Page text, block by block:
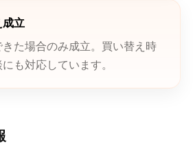
成立
た場合のみ成立。買い替え時
も対応しています。